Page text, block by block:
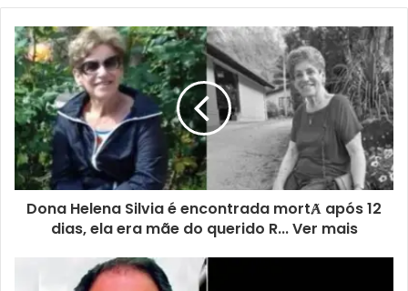
Dona Helena Silvia é encontrada mortȺ após 12
dias, ela era mãe do querido R... Ver mais